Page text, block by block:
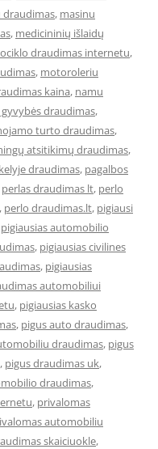
draudimas, masinu
, medicininių išlaidų
draudimas internetu,
, motoroleriu
kaina, namu
gyvybės draudimas,
turto draudimas,
atsitikimų draudimas,
draudimas, pagalbos
perlas draudimas lt, perlo
, perlo draudimas.lt, pigiausi
pigiausias automobilio
, pigiausias civilines
, pigiausias
automobiliui
, pigiausias kasko
, pigus auto draudimas,
draudimas, pigus
, pigus draudimas uk,
draudimas,
, privalomas
automobiliu
skaiciuokle,